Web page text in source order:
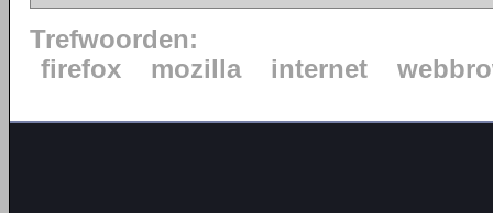
Trefwoorden:
firefox
mozilla internet